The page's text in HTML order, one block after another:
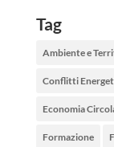
Tag
Ambiente e
Conflitti
Economia
Formazione